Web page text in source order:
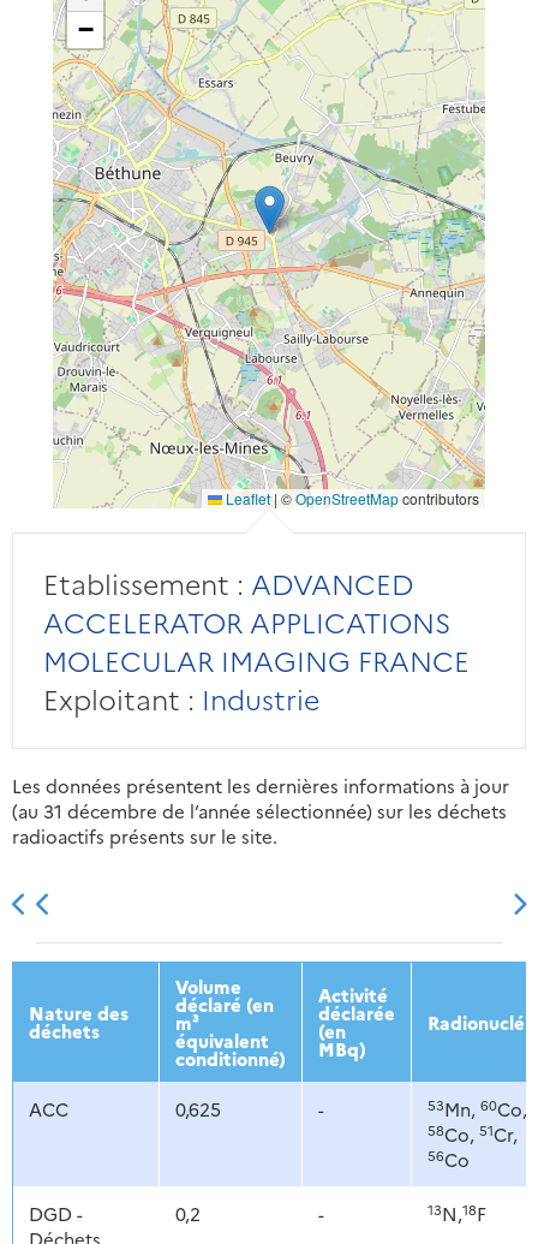
−
Leaflet | ©OpenStreetMapcontributors
Etablissement : ADVANCED
ACCELERATOR APPLICATIONS
MOLECULAR IMAGING FRANCE
Exploitant : Industrie
Les données présentent les dernières informations à jour
(au 31 décembre de l’année sélectionnée) sur les déchets
radioactifs présents sur le site.
2013 2014 2015 2016
Nature des
déchets
Volume
déclaré (en
m³
équivalent
conditionné)
Activité
déclarée
(en
MBq)
ACC 0,625 - 53Mn, 60Co,
58Co, 51Cr,
56Co
DGD -
Déchets
0,2 - 13N,18F